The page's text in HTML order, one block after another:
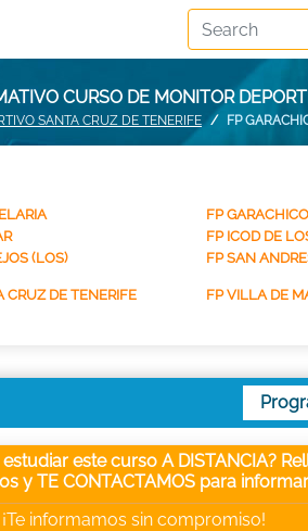
CURSO DE MONITOR
SANTA CRUZ DE TENERIFE FP
FP GARACHICO
FP ICOD DE
(LOS) FP SAN
CRUZ DE TENERIFE
FP VILLA DE
este curso A DISTANCIA?
y TE CONTACTAMOS para
¡Te informamos sin compromiso!